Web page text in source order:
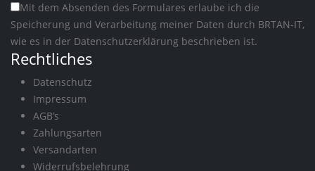
Mit dem Absenden des Formulares erlaube ich die
Speicherung und Verarbeitung meiner Daten durch BRTAN-IT,
wie es in der Datenschutzerklärung beschrieben ist.
Rechtliches
Datenschutz
Impressum
AGB’s
Zahlungsarten
Versandarten
Widerrufsbelehrung